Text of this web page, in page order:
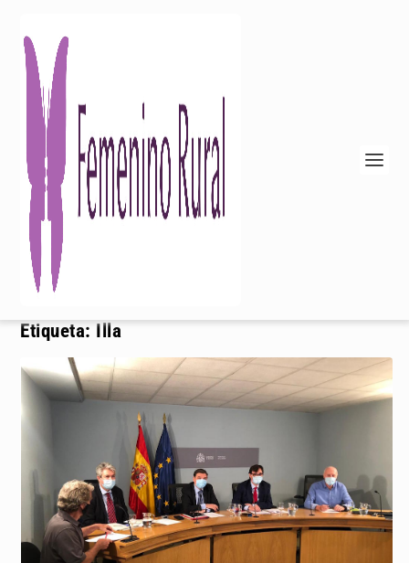
Etiqueta: Illa